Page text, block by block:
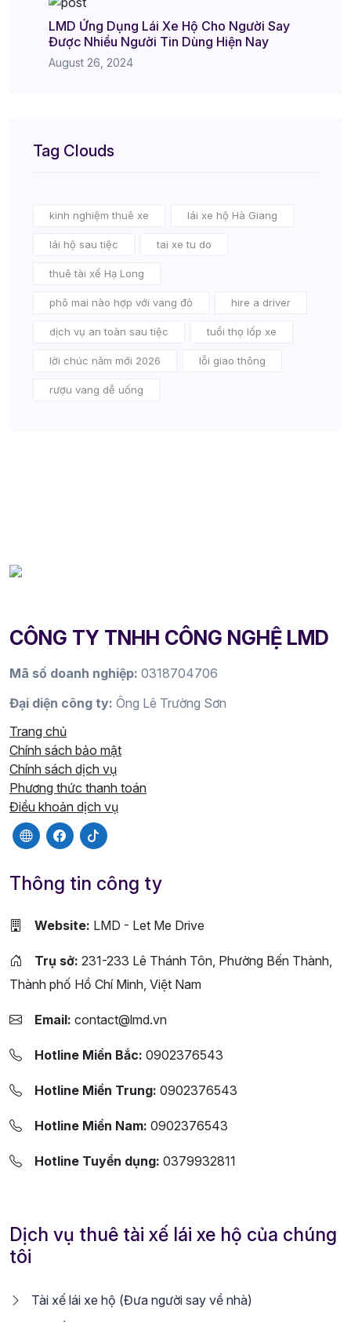
LMD Ứng Dụng Lái Xe Hộ Cho Người Say
Được Nhiều Người Tin Dùng Hiện Nay
August 26, 2024
Tag Clouds
kinh nghiệm thuê xe lái xe hộ Hà Giang
lái hộ sau tiệc tai xe tu do
thuê tài xế Hạ Long
phô mai nào hợp với vang đỏ hire a driver
dịch vụ an toàn sau tiệc tuổi thọ lốp xe
lời chúc năm mới 2026 lỗi giao thông
rượu vang dễ uống
CÔNG TY TNHH CÔNG NGHỆ LMD
Mã số doanh nghiệp: 0318704706
Đại diện công ty: Ông Lê Trường Sơn
Trang chủ
Chính sách bảo mật
Chính sách dịch vụ
Phương thức thanh toán
Điều khoản dịch vụ
Thông tin công ty
Website: LMD - Let Me Drive
Trụ sở: 231-233 Lê Thánh Tôn, Phường Bến Thành,
Thành phố Hồ Chí Minh, Việt Nam
Email: contact@lmd.vn
Hotline Miền Bắc: 0902376543
Hotline Miền Trung: 0902376543
Hotline Miền Nam: 0902376543
Hotline Tuyển dụng: 0379932811
Dịch vụ thuê tài xế lái xe hộ của chúng
tôi
Tài xế lái xe hộ (Đưa người say về nhà)